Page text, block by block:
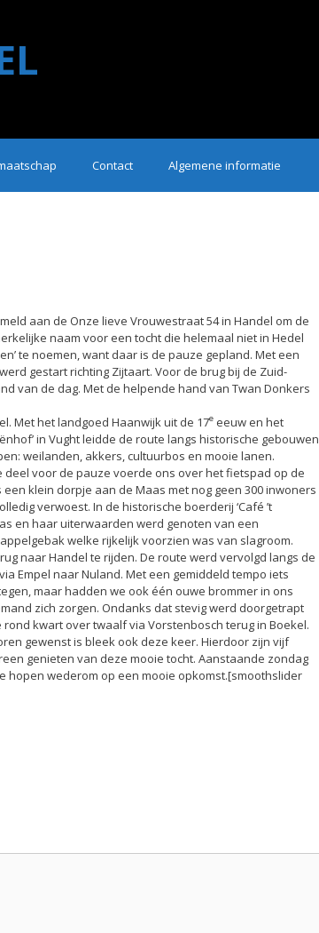
Contact Algemene informatie
aan de Onze lieve Vrouwestraat 54 in Handel om de
naam voor een tocht die helemaal niet in Hedel
te noemen, want daar is de pauze gepland. Met een
gestart richting Zijtaart. Voor de brug bij de Zuid-
van de dag. Met de helpende hand van Twan Donkers
Met het landgoed Haanwijk uit de 17e eeuw en het
in Vught leidde de route langs historische gebouwen
weilanden, akkers, cultuurbos en mooie lanen.
deel voor de pauze voerde ons over het fietspad op de
klein dorpje aan de Maas met nog geen 300 inwoners
verwoest. In de historische boerderij ‘Café ’t
en haar uiterwaarden werd genoten van een
welke rijkelijk voorzien was van slagroom.
naar Handel te rijden. De route werd vervolgd langs de
Empel naar Nuland. Met een gemiddeld tempo iets
maar hadden we ook één ouwe brommer in ons
zich zorgen. Ondanks dat stevig werd doorgetrapt
kwart over twaalf via Vorstenbosch terug in Boekel.
gewenst is bleek ook deze keer. Hierdoor zijn vijf
genieten van deze mooie tocht. Aanstaande zondag
hopen wederom op een mooie opkomst.[smoothslider